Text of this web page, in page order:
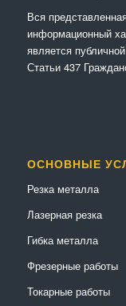
Вся
информационный
является
Статьи 437
ОСНОВНЫЕ
Резка металла
Лазерная резка
Гибка металла
Фрезерные работы
Токарные работы